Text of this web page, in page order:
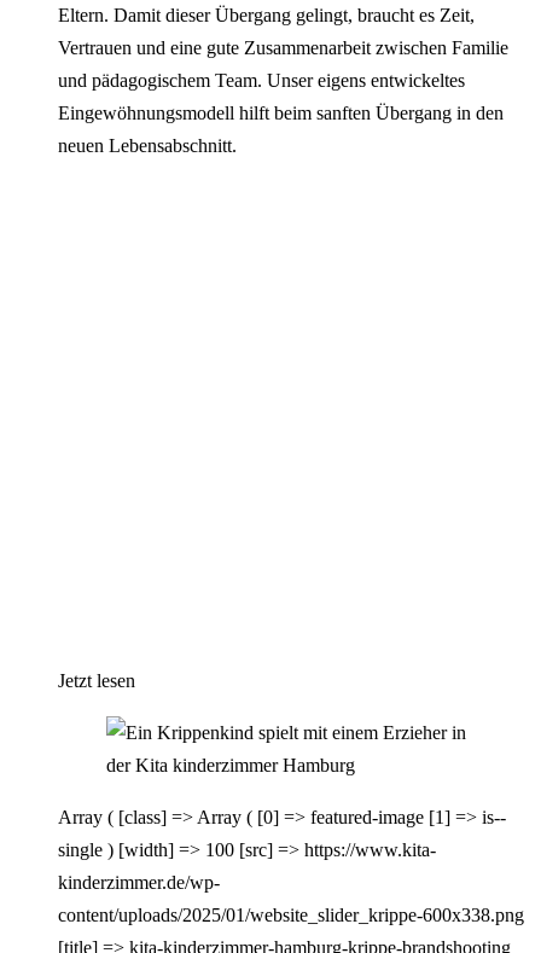
Eltern. Damit dieser Übergang gelingt, braucht es Zeit,
Vertrauen und eine gute Zusammenarbeit zwischen Familie
und pädagogischem Team. Unser eigens entwickeltes
Eingewöhnungsmodell hilft beim sanften Übergang in den
neuen Lebensabschnitt.
Jetzt lesen
Array ( [class] => Array ( [0] => featured-image [1] => is--
single ) [width] => 100 [src] => https://www.kita-
kinderzimmer.de/wp-
content/uploads/2025/01/website_slider_krippe-600x338.png
[title] => kita-kinderzimmer-hamburg-krippe-brandshooting